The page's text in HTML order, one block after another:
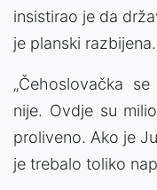
insistirao je da
je planski razbijena.
„Čehoslovačka
nije. Ovdje su
proliveno. Ako je
je trebalo toliko